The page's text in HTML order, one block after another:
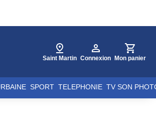
Saint Martin Connexion Mon panier
SPORT TELEPHONIE TV SON